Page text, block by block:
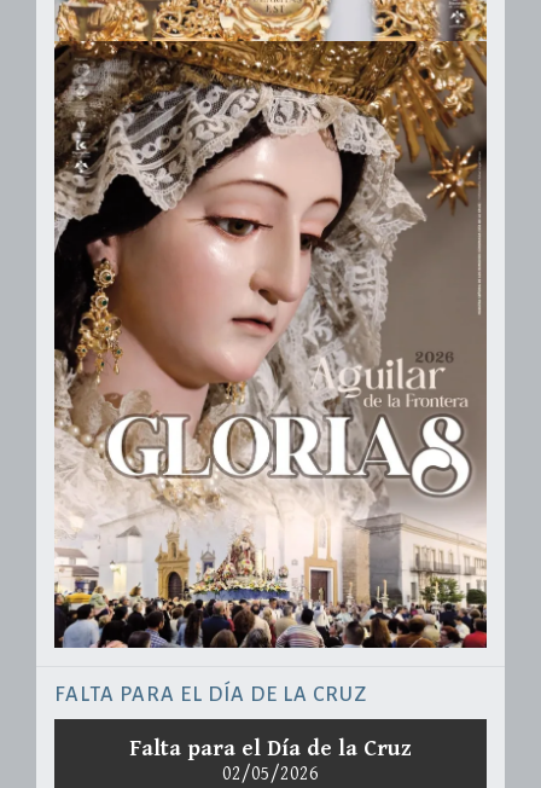
FALTA PARA EL DÍA DE LA CRUZ
Falta para el Día de la Cruz
02/05/2026